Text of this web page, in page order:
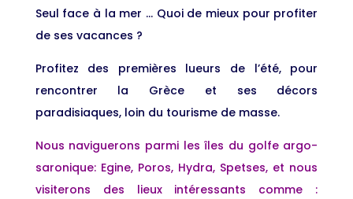
Seul face à la mer … Quoi de mieux pour profiter
de ses vacances ?
Profitez des premières lueurs de l’été, pour
rencontrer la Grèce et ses décors
paradisiaques, loin du tourisme de masse.
Nous naviguerons parmi les îles du golfe argo-
saronique: Egine, Poros, Hydra, Spetses, et nous
visiterons des lieux intéressants comme :